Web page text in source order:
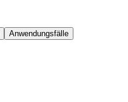
Anwendungsfälle